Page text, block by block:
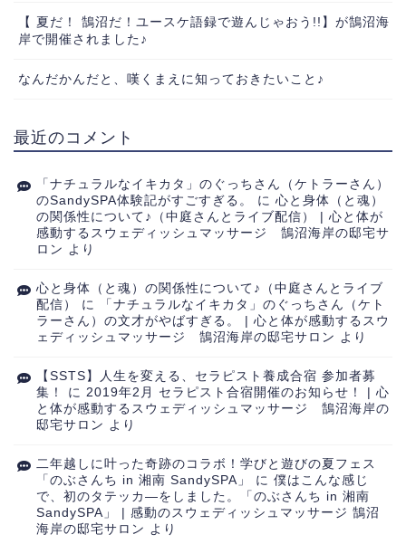
【 夏だ！ 鵠沼だ！ユースケ語録で遊んじゃおう!!】が鵠沼海
岸で開催されました♪
なんだかんだと、嘆くまえに知っておきたいこと♪
最近のコメント
「ナチュラルなイキカタ」のぐっちさん（ケトラーさん）
のSandySPA体験記がすごすぎる。
に 心と身体（と魂）
の関係性について♪（中庭さんとライブ配信） | 心と体が
感動するスウェディッシュマッサージ 鵠沼海岸の邸宅サ
ロン より
心と身体（と魂）の関係性について♪（中庭さんとライブ
配信）
に
「ナチュラルなイキカタ」のぐっちさん（ケト
ラーさん）の文才がやばすぎる。 | 心と体が感動するスウ
ェディッシュマッサージ 鵠沼海岸の邸宅サロン より
【SSTS】人生を変える、セラピスト養成合宿 参加者募
集！
に 2019年2月 セラピスト合宿開催のお知らせ！ | 心
と体が感動するスウェディッシュマッサージ 鵠沼海岸の
邸宅サロン より
二年越しに叶った奇跡のコラボ！学びと遊びの夏フェス
「のぶさんち in 湘南 SandySPA」
に 僕はこんな感じ
で、初のタテッカ―をしました。「のぶさんち in 湘南
SandySPA」 | 感動のスウェディッシュマッサージ 鵠沼
海岸の邸宅サロン より